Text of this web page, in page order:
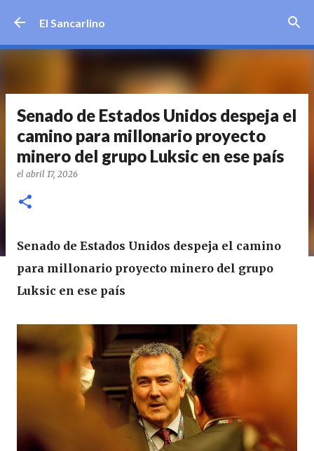
El Sancarlino
Senado de Estados Unidos despeja el
camino para millonario proyecto
minero del grupo Luksic en ese país
el abril 17, 2026
Senado de Estados Unidos despeja el camino
para millonario proyecto minero del grupo
Luksic en ese país